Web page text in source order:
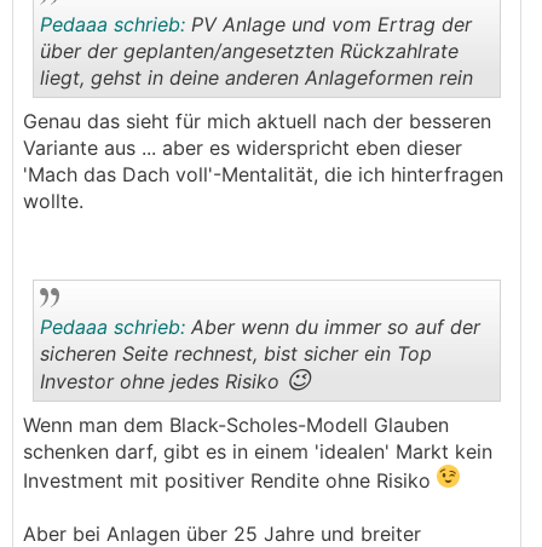
..
Pedaaa schrieb: PV Anlage und vom Ertrag der
über der geplanten/angesetzten Rückzahlrate
liegt, gehst in deine anderen Anlageformen rein
Genau das sieht für mich aktuell nach der besseren
Variante aus ... aber es widerspricht eben dieser
'Mach das Dach voll'-Mentalität, die ich hinterfragen
wollte.
..
Pedaaa schrieb: Aber wenn du immer so auf der
sicheren Seite rechnest, bist sicher ein Top
Investor ohne jedes Risiko 😉
Wenn man dem Black-Scholes-Modell Glauben
schenken darf, gibt es in einem 'idealen' Markt kein
Investment mit positiver Rendite ohne Risiko
Aber bei Anlagen über 25 Jahre und breiter